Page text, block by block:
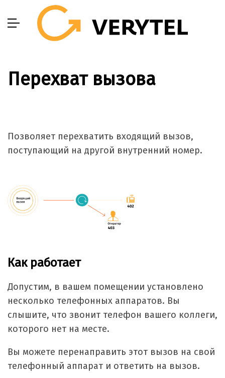
Перехват вызова
Позволяет перехватить входящий вызов,
поступающий на другой внутренний номер.
Как работает
Допустим, в вашем помещении установлено
несколько телефонных аппаратов. Вы
слышите, что звонит телефон вашего коллеги,
которого нет на месте.
Вы можете перенаправить этот вызов на свой
телефонный аппарат и ответить на вызов.